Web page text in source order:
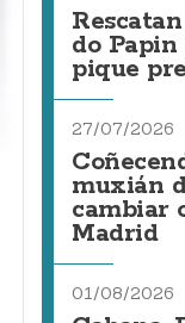
do
pique
27/07/2026
muxián
cambiar
Madrid
01/08/2026